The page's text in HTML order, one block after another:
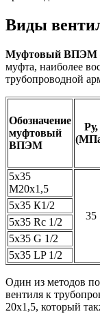
Виды
Муфтовый ВПЭМ
муфта, наиболее
трубопроводной
Обозначение
муфтовый
ВПЭМ
Ру,
5х35
М20х1,5
35
5х35 К1/2
5х35 Rс 1/2
5х35 G 1/2
5х35 LP 1/2
Один из методов
вентиля к
20х1,5, который